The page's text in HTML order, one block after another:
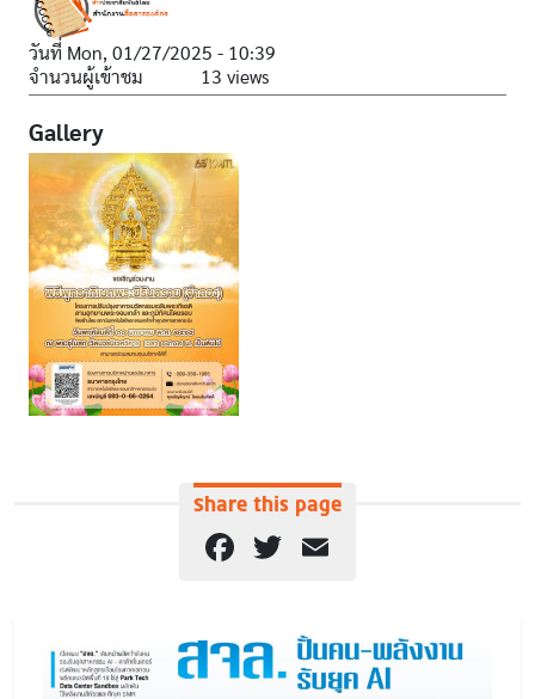
วันที่ Mon, 01/27/2025 - 10:39
จำนวนผู้เข้าชม
13 views
Gallery
Share this page
Facebook
Twitter